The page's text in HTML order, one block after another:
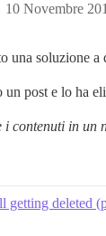
10 Novembre
una soluzione a
un post e lo ha
i contenuti in
getting deleted